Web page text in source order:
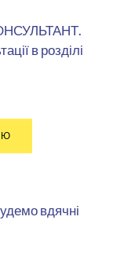
в розділі
вдячні